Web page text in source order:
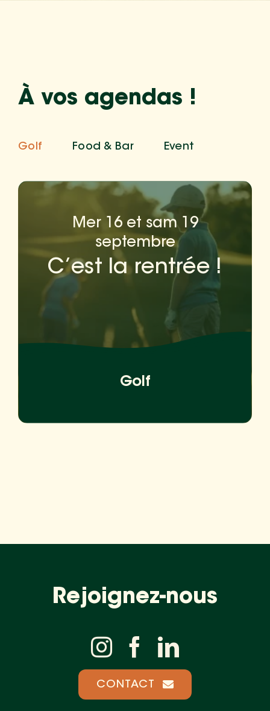
À vos agendas !
Golf Food & Bar Event
Mer 16 et sam 19
septembre
C’est la rentrée !
Golf
🏌️ La rentrée approche… et il est
temps de reprendre le chemin des
greens ! 🌿 Les inscriptions et
réinscriptions à l'École de Golf de
Beauvoir sont ouvertes pour les
enfants de 6 à 17 ans.
Rejoignez-nous
CONTACT